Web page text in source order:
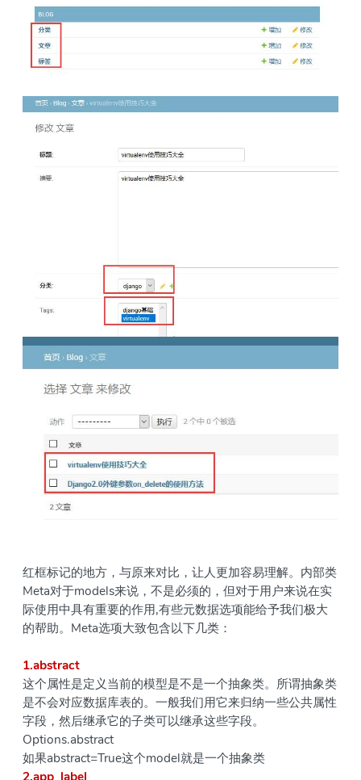
红框标记的地方，与原来对比，让人更加容易理解。内部类
Meta对于models来说，不是必须的，但对于用户来说在实
际使用中具有重要的作用,有些元数据选项能给予我们极大
的帮助。Meta选项大致包含以下几类：
1.abstract
这个属性是定义当前的模型是不是一个抽象类。所谓抽象类
是不会对应数据库表的。一般我们用它来归纳一些公共属性
字段，然后继承它的子类可以继承这些字段。
Options.abstract
如果abstract=True这个model就是一个抽象类
2.app_label